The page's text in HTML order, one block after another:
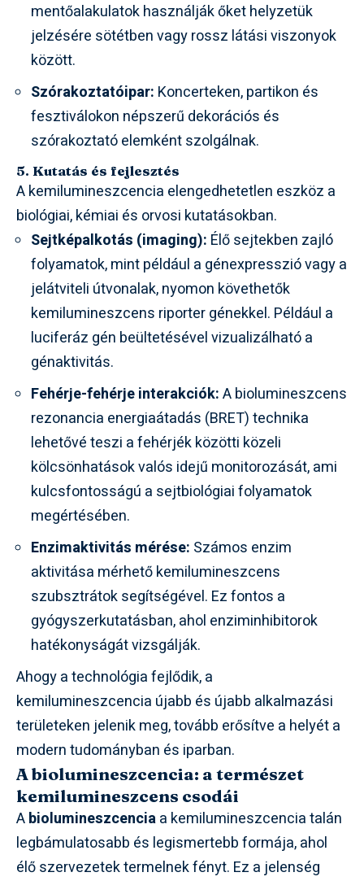
mentőalakulatok használják őket helyzetük
jelzésére sötétben vagy rossz látási viszonyok
között.
Szórakoztatóipar: Koncerteken, partikon és
fesztiválokon népszerű dekorációs és
szórakoztató elemként szolgálnak.
5. Kutatás és fejlesztés
A kemilumineszcencia elengedhetetlen eszköz a
biológiai, kémiai és orvosi kutatásokban.
Sejtképalkotás (imaging): Élő sejtekben zajló
folyamatok, mint például a génexpresszió vagy a
jelátviteli útvonalak, nyomon követhetők
kemilumineszcens riporter génekkel. Például a
luciferáz gén beültetésével vizualizálható a
génaktivitás.
Fehérje-fehérje interakciók:A biolumineszcens
rezonancia energiaátadás (BRET) technika
lehetővé teszi a fehérjék közötti közeli
kölcsönhatások valós idejű monitorozását, ami
kulcsfontosságú a sejtbiológiai folyamatok
megértésében.
Enzimaktivitás mérése: Számos enzim
aktivitása mérhető kemilumineszcens
szubsztrátok segítségével. Ez fontos a
gyógyszerkutatásban, ahol enziminhibitorok
hatékonyságát vizsgálják.
Ahogy a technológia fejlődik, a
kemilumineszcencia újabb és újabb alkalmazási
területeken jelenik meg, tovább erősítve a helyét a
modern tudományban és iparban.
A biolumineszcencia: a természet
kemilumineszcens csodái
Abiolumineszcenciaa kemilumineszcencia talán
legbámulatosabb és legismertebb formája, ahol
élő szervezetek termelnek fényt. Ez a jelenség